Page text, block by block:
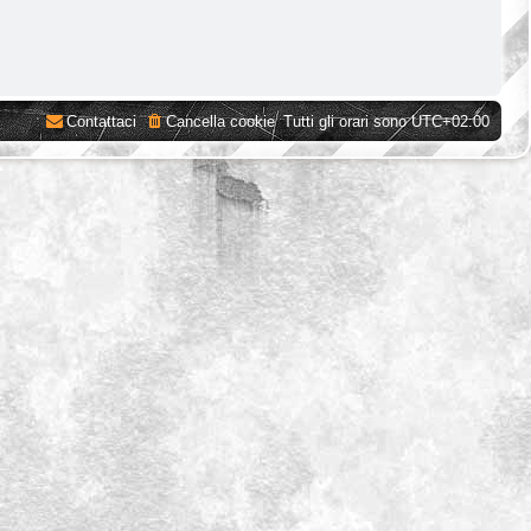
Tutti gli orari sonoUTC+02:00
Cancella cookie
Contattaci